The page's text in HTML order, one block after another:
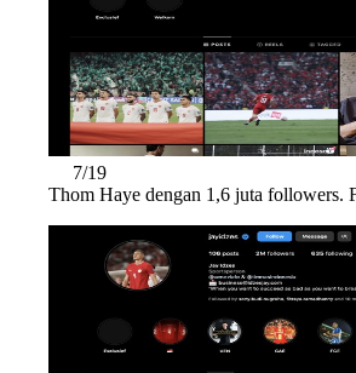
7/19
Thom Haye dengan 1,6 juta followers.